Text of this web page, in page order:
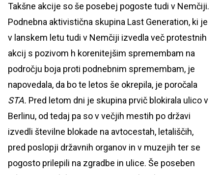
Takšne akcije so še posebej pogoste tudi v Nemčiji.
Podnebna aktivistična skupina Last Generation, ki je
v lanskem letu tudi v Nemčiji izvedla več protestnih
akcij s pozivom h korenitejšim spremembam na
področju boja proti podnebnim spremembam, je
napovedala, da bo te letos še okrepila, je poročala
STA. Pred letom dni je skupina prvič blokirala ulico v
Berlinu, od tedaj pa so v večjih mestih po državi
izvedli številne blokade na avtocestah, letališčih,
pred poslopji državnih organov in v muzejih ter se
pogosto prilepili na zgradbe in ulice. Še poseben